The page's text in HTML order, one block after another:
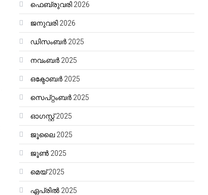
ഫെബ്രുവരി 2026
ജനുവരി 2026
ഡിസംബർ 2025
നവംബർ 2025
ഒക്ടോബർ 2025
സെപ്റ്റംബർ 2025
ഓഗസ്റ്റ്‌ 2025
ജൂലൈ 2025
ജൂൺ 2025
മെയ്‌ 2025
ഏപ്രിൽ 2025